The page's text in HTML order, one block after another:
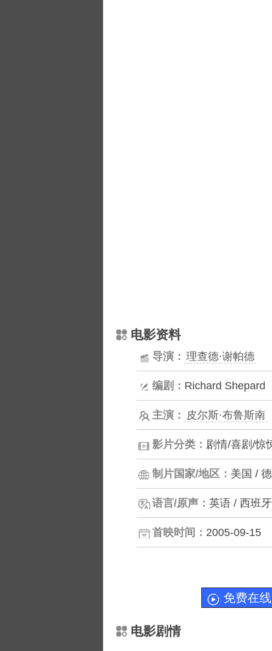
电影资料
导演： 理查德·谢帕德
编剧： Richard Shepard
主演： 皮尔斯·布鲁斯南
影片分类： 剧情/喜剧/惊
制片国家/地区： 美国 /
语言/原声： 英语 / 西班
首映时间： 2005-09-15
免费在
电影剧情